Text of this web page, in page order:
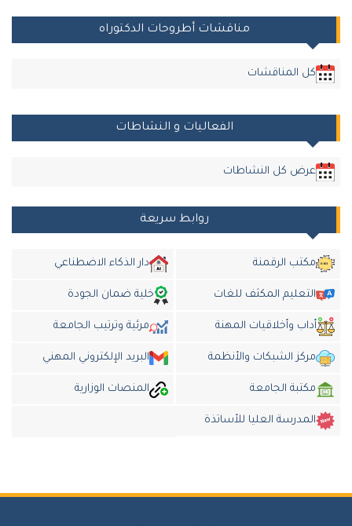
مناقشات أطروحات الدكتوراه
كل المناقشات
الفعاليات و النشاطات
عرض كل النشاطات
روابط سريعة
مكتب الرقمنة دار الذكاء الاضطناعي
التعليم المكثف للغات خلية ضمان الجودة
أداب وأخلاقيات المهنة مرئية وترتيب الجامعة
مركز الشبكات والأنظمة البريد الإلكتروني المهني
مكتبة الجامعة المنصات الوزارية
المدرسة العليا للأساتذة